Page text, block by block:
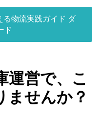
る物流実践ガイド ダ
ド
運営で、こ
ませんか？